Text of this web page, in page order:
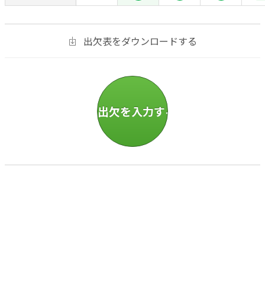
出欠表をダウンロードする